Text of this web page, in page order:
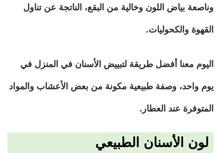
وناصعة بياض اللون وخالية من البقع، الناتجة عن تناول
القهوة والكحوليات.
اليوم معنا أفضل طريقة لتبييض الأسنان في المنزل في
يوم واحد، وصفة طبيعية مكونة من بعض الأعشاب والمواد
المتوفرة عند العطار.
لون الأسنان الطبيعي